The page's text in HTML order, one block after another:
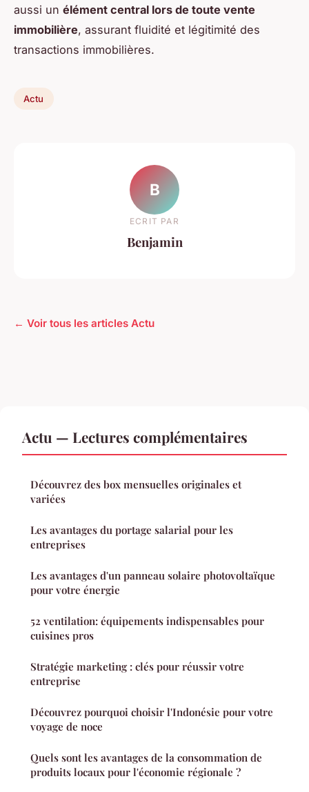
aussi un élément central lors de toute vente
immobilière, assurant fluidité et légitimité des
transactions immobilières.
Actu
B
ECRIT PAR
Benjamin
← Voir tous les articles Actu
Actu — Lectures complémentaires
Découvrez des box mensuelles originales et
variées
Les avantages du portage salarial pour les
entreprises
Les avantages d'un panneau solaire photovoltaïque
pour votre énergie
52 ventilation: équipements indispensables pour
cuisines pros
Stratégie marketing : clés pour réussir votre
entreprise
Découvrez pourquoi choisir l'Indonésie pour votre
voyage de noce
Quels sont les avantages de la consommation de
produits locaux pour l'économie régionale ?